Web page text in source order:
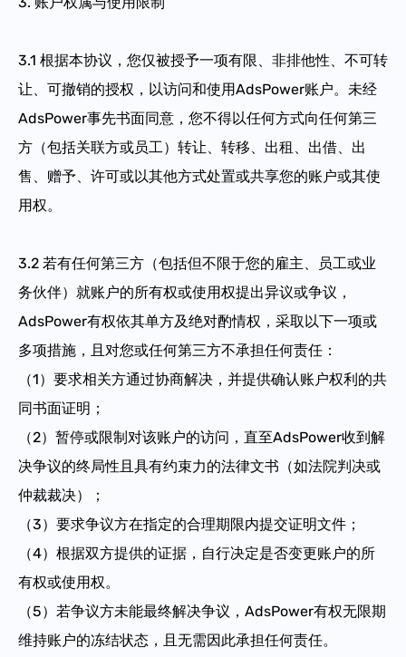
3.1 根据本协议，您仅被授予一项有限、非排他性、不可转
让、可撤销的授权，以访问和使用AdsPower账户。未经
AdsPower事先书面同意，您不得以任何方式向任何第三
方（包括关联方或员工）转让、转移、出租、出借、出
售、赠予、许可或以其他方式处置或共享您的账户或其使
用权。​
3.2 若有任何第三方（包括但不限于您的雇主、员工或业
务伙伴）就账户的所有权或使用权提出异议或争议，
AdsPower有权依其单方及绝对酌情权，采取以下一项或
多项措施，且对您或任何第三方不承担任何责任：
（1）要求相关方通过协商解决，并提供确认账户权利的共
同书面证明；
（2）暂停或限制对该账户的访问，直至AdsPower收到解
决争议的终局性且具有约束力的法律文书（如法院判决或
仲裁裁决）；
（3）要求争议方在指定的合理期限内提交证明文件；
（4）根据双方提供的证据，自行决定是否变更账户的所
有权或使用权。
（5）若争议方未能最终解决争议，AdsPower有权无限期
维持账户的冻结状态，且无需因此承担任何责任。​​